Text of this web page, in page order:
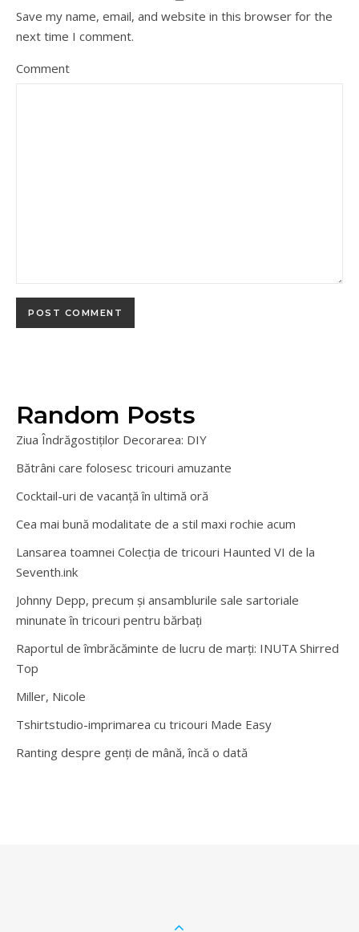
Save my name, email, and website in this browser for the
next time I comment.
Comment
Random Posts
Ziua Îndrăgostiților Decorarea: DIY
Bătrâni care folosesc tricouri amuzante
Cocktail-uri de vacanță în ultimă oră
Cea mai bună modalitate de a stil maxi rochie acum
Lansarea toamnei Colecția de tricouri Haunted VI de la
Seventh.ink
Johnny Depp, precum și ansamblurile sale sartoriale
minunate în tricouri pentru bărbați
Raportul de îmbrăcăminte de lucru de marți: INUTA Shirred
Top
Miller, Nicole
Tshirtstudio-imprimarea cu tricouri Made Easy
Ranting despre genți de mână, încă o dată